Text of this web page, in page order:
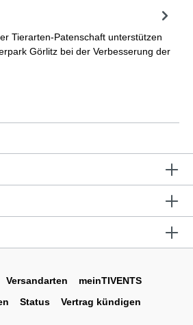
Tierarten-Patenschaft unterstützen
Görlitz bei der Verbesserung der
Versandarten
meinTIVENTS
Status Vertrag kündigen